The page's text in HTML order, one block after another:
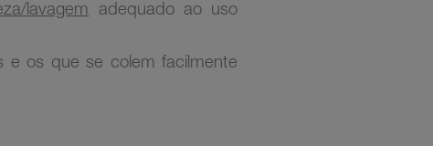
lavagem adequado ao uso
e os que se colem facilmente